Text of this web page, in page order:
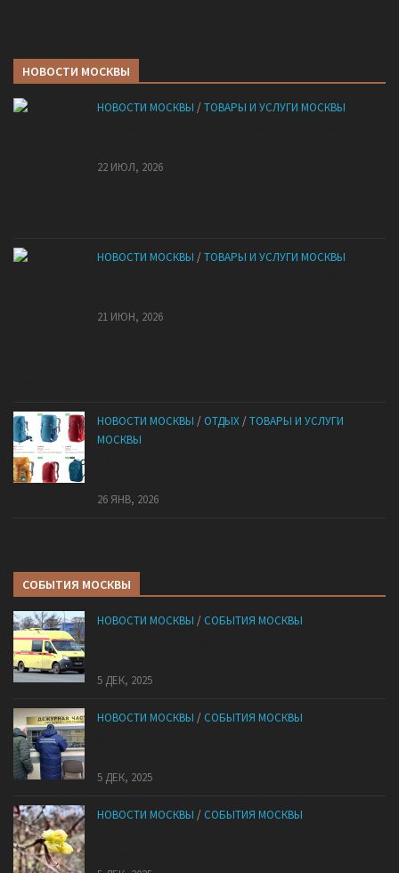
НОВОСТИ МОСКВЫ
НОВОСТИ МОСКВЫ /ТОВАРЫ И УСЛУГИ МОСКВЫ
22 ИЮЛ, 2026
НОВОСТИ МОСКВЫ /ТОВАРЫ И УСЛУГИ МОСКВЫ
21 ИЮН, 2026
НОВОСТИ МОСКВЫ / ОТДЫХ /ТОВАРЫ И УСЛУГИ
МОСКВЫ
26 ЯНВ, 2026
СОБЫТИЯ МОСКВЫ
НОВОСТИ МОСКВЫ / СОБЫТИЯ МОСКВЫ
5 ДЕК, 2025
НОВОСТИ МОСКВЫ / СОБЫТИЯ МОСКВЫ
5 ДЕК, 2025
НОВОСТИ МОСКВЫ / СОБЫТИЯ МОСКВЫ